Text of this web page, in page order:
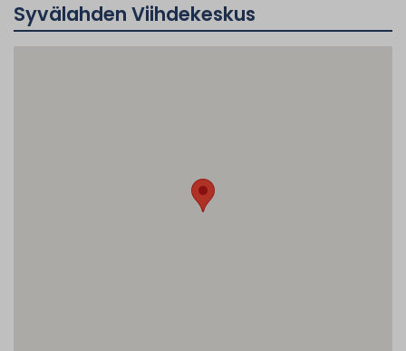
Syvälahden Viihdekeskus